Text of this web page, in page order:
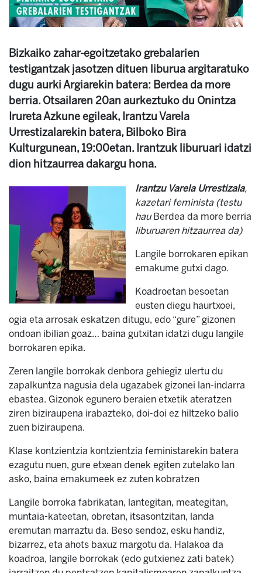
Bizkaiko zahar-egoitzetako grebalarien
testigantzak jasotzen dituen liburua argitaratuko
dugu aurki Argiarekin batera: Berdea da more
berria. Otsailaren 20an aurkeztuko du Onintza
Irureta Azkune egileak, Irantzu Varela
Urrestizalarekin batera, Bilboko Bira
Kulturgunean, 19:00etan. Irantzuk liburuari idatzi
dion hitzaurrea dakargu hona.
Irantzu Varela Urrestizala,
kazetari feminista (testu
hauBerdea da more berria
liburuaren hitzaurrea da)
Langile borrokaren epikan
emakume gutxi dago.
Koadroetan besoetan
eusten diegu haurtxoei,
ogia eta arrosak eskatzen ditugu, edo “gure” gizonen
ondoan ibilian goaz… baina gutxitan idatzi dugu langile
borrokaren epika.
Zeren langile borrokak denbora gehiegiz ulertu du
zapalkuntza nagusia dela ugazabek gizonei lan-indarra
ebastea. Gizonok egunero beraien etxetik ateratzen
ziren biziraupena irabazteko, doi-doi ez hiltzeko balio
zuen biziraupena.
Klase kontzientzia kontzientzia feministarekin batera
ezagutu nuen, gure etxean denek egiten zutelako lan
asko, baina emakumeek ez zuten kobratzen
Langile borroka fabrikatan, lantegitan, meategitan,
muntaia-kateetan, obretan, itsasontzitan, landa
eremutan marraztu da. Beso sendoz, esku handiz,
bizarrez, eta ahots baxuz margotu da. Halakoa da
koadroa, langile borrokak (edo gutxienez zati batek)